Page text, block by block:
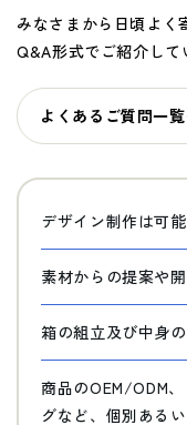
みなさまから日頃よく
Q&A形式でご紹介して
よくあるご質問一
デザイン制作は可
素材からの提案や
箱の組立及び中身
商品のOEM/ODM
グなど、個別ある